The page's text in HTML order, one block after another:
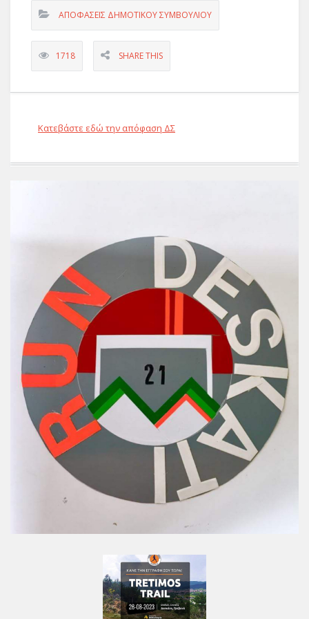
ΑΠΟΦΑΣΕΙΣ ΔΗΜΟΤΙΚΟΥ ΣΥΜΒΟΥΛΙΟΥ
1718 SHARE THIS
Κατεβάστε εδώ την απόφαση ΔΣ